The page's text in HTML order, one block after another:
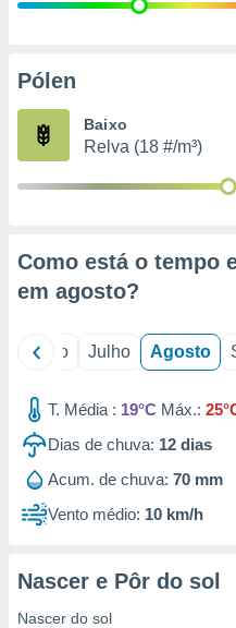
e
de
Pólen
Baixo
Relva (18 #/m³)
Como está o tempo
em agosto?
Junho Julho Agosto
T. Média : 19°C Máx.:
Dias de chuva: 12 dias
Acum. de chuva: 70 mm
Vento médio: 10 km/h
Nascer e Pôr do sol
Nascer do sol